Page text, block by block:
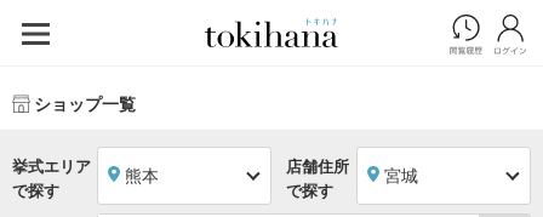
ショップ一覧
挙式エリア
で探す
熊本
店舗住所
で探す
宮城